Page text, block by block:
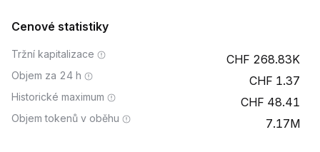
Cenové statistiky
Tržní kapitalizace 268.83K
Objem za 24 h 1.37
Historické maximum 48.41
Objem tokenů v oběhu 7.17M